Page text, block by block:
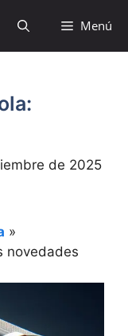
Menú
de 2025
»
novedades